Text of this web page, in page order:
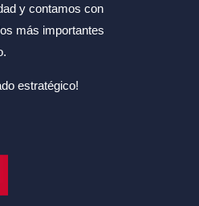
y contamos con
más importantes
estratégico!